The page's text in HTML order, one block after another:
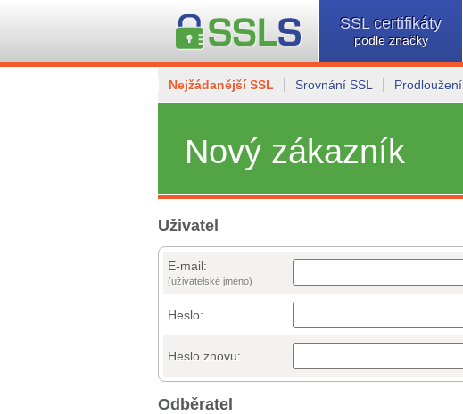
SSL certifikáty
podle značky
Nejžádanější SSL Srovnání SSL Prodloužení
Nový zákazník
Uživatel
E-mail:
(uživatelské jméno)
Heslo:
Heslo znovu:
Odběratel